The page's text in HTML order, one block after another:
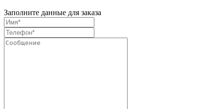
Заполните данные для заказа